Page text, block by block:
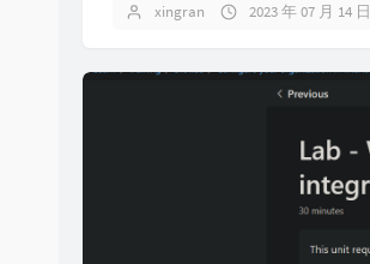
xingran 2023 年 07 月 14 日